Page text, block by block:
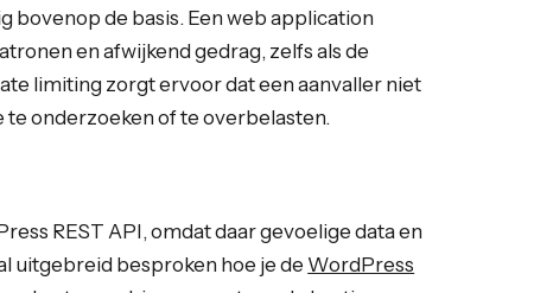
bovenop de basis. Een web application
en afwijkend gedrag, zelfs als de
limiting zorgt ervoor dat een aanvaller niet
te onderzoeken of te overbelasten.
REST API, omdat daar gevoelige data en
uitgebreid besproken hoe je de WordPress